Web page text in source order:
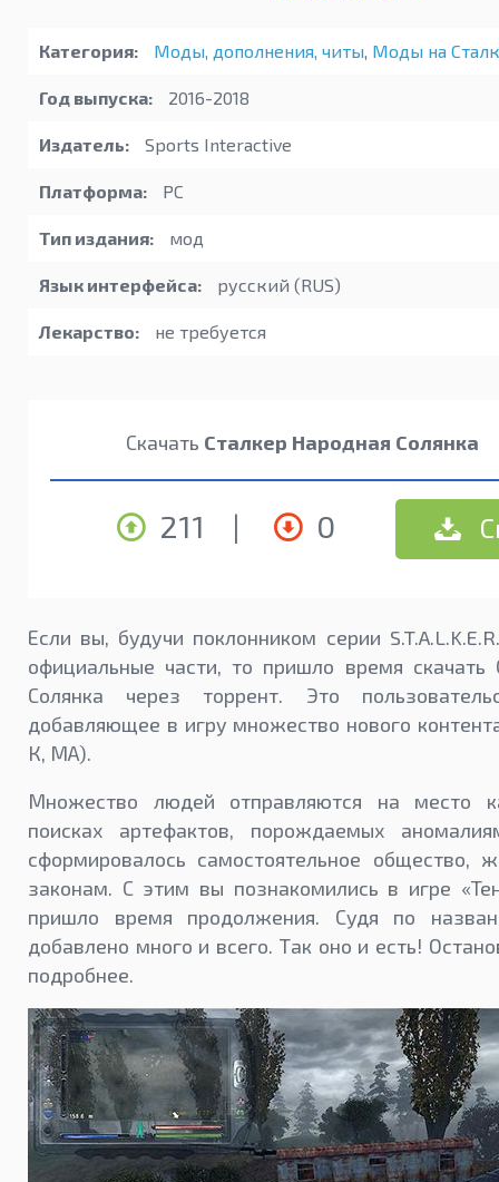
Категория: Моды, дополнения, читы, Моды на
Год выпуска: 2016-2018
Издатель: Sports Interactive
Платформа: PC
Тип издания: мод
Язык интерфейса: русский (RUS)
Лекарство: не требуется
Скачать Сталкер Народная Солянка
211 | 0
Если вы, будучи поклонником серии
официальные части, то пришло время скачать
Солянка через торрент. Это
добавляющее в игру множество нового
К, МА).
Множество людей отправляются на место
поисках артефактов, порождаемых
сформировалось самостоятельное общество,
законам. С этим вы познакомились в игре
пришло время продолжения. Судя по
добавлено много и всего. Так оно и есть!
подробнее.